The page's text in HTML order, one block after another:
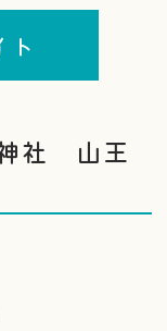
ト
神社 山王